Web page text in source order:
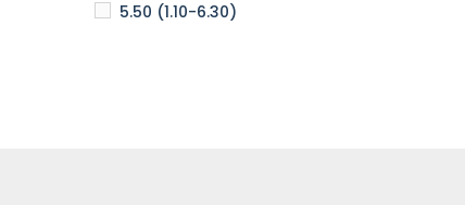
5.50 (1.10-6.30)